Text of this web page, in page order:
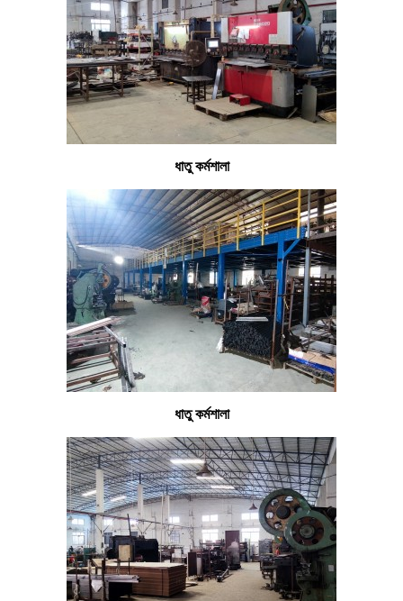
ধাতু কর্মশালা
ধাতু কর্মশালা